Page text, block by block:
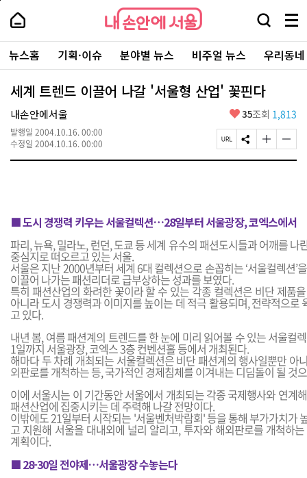
본
로
가
내
손
안
에
서
울
-
서
울
시
대
표
소
내
손
에
울
검
창
열
기
메
뉴
전
체
보
주
요
서
뉴스홈 기획·이슈 분야별 뉴스 비주얼 뉴스 우리동
세계 트렌드 이끌어 나갈 '서울형 산업' 꽃핀다
내손안에서울
발행일 2004.10.16. 00:00
수정일 2004.10.16. 00:00
좋
요
35조회 1,813
페
이
복
사
S
N
글
자
변
경
하
기
글
자
변
경
하
기
■ 도시 경쟁력 키우는 서울컬렉션…28일부터 서울광장, 코엑스에서
파리, 뉴욕, 밀라노, 런던, 도쿄 등 세계 유수의 패션도시들과 어깨를 나
중심지로 떠오르고 있는 서울.
서울은 지난 2000년부터 세계 6대 컬렉션으로 손꼽히는 ‘서울컬렉션’
이끌어 나가는 패션리더로 급부상하는 성과를 보였다.
특히 패션산업의 화려한 꽃이라 할 수 있는 각종 컬렉션은 비단 제품
아니라 도시 경쟁력과 이미지를 높이는 데 적극 활용되며, 전략적으로
고 있다.
내년 봄, 여름 패션계의 트렌드를 한 눈에 미리 읽어볼 수 있는 서울컬
1일까지 서울광장, 코엑스 3층 컨벤션홀 등에서 개최된다.
해마다 두 차례 개최되는 서울컬렉션은 비단 패션계의 행사일뿐만 아
외판로를 개척하는 등, 국가적인 경제침체를 이겨내는 디딤돌이 될 것
이에 서울시는 이 기간동안 서울에서 개최되는 각종 국제행사와 연계
패션산업에 집중시키는 데 주력해 나갈 전망이다.
이밖에도 21일부터 시작되는 '서울벤처박람회' 등을 통해 부가가치가
고 지원해 서울을 대내외에 널리 알리고, 투자와 해외판로를 개척하
계획이다.
■ 28-30일 전야제…서울광장 수놓는다
페
상
단
로